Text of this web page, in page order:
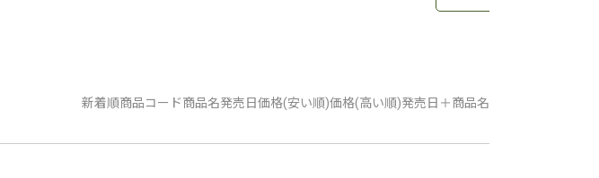
新着順商品コード商品名発売日価格(安い順)価格(高い順)発売日＋商品名